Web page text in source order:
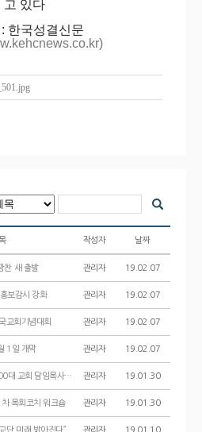
고 있다
한국성결신문
작성자 날짜
찬 새 출발 관리자 19.02.07
보감시 강화 관리자 19.02.07
교회기념대회 관리자 19.02.07
1일 개막 관리자 19.02.07
성결교회 부흥을 위한 100대 교회 담임목사 세미나 관리자 19.01.30
목회코치 워크숍 관리자 19.01.30
단 미래 밝아진다” 관리자 19.01.10